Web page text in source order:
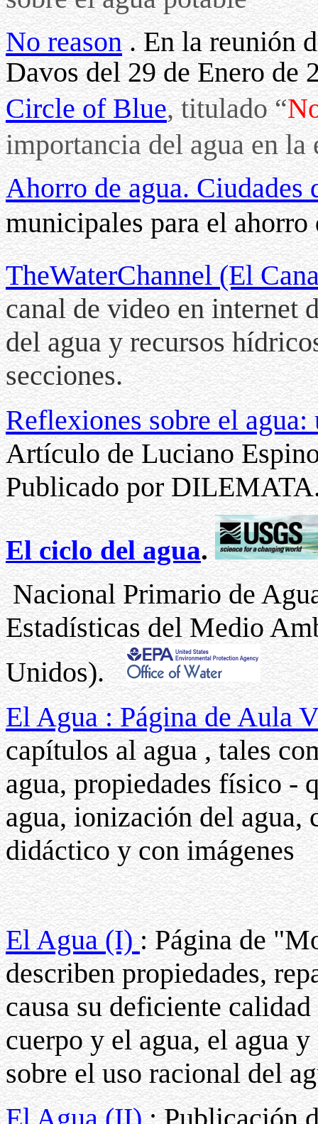
No reason. En la reunión
Davos del 29 de Enero de
Circle of Blue, titulado “
importancia del agua en
Ahorro de agua. Ciudades
municipales para el
TheWaterChannel (El
canal de video en internet
del agua y recursos
secciones.
Reflexiones sobre el
Artículo de Luciano
Publicado por
El ciclo del agua.
Nacional Primario de
Estadísticas del Medio
Unidos).
El Agua : Página de Aula
capítulos al agua , tales
agua, propiedades físico -
agua, ionización del agua,
didáctico y con imágenes
El Agua (I): Página de
describen propiedades,
causa su deficiente
cuerpo y el agua, el agua
sobre el uso racional del